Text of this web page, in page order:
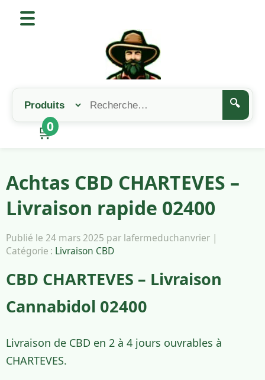
🔍
🛒
0
Achtas CBD CHARTEVES –
Livraison rapide 02400
Publié le 24 mars 2025 par lafermeduchanvrier |
Catégorie : Livraison CBD
CBD CHARTEVES – Livraison
Cannabidol 02400
Livraison de CBD en 2 à 4 jours ouvrables à
CHARTEVES.